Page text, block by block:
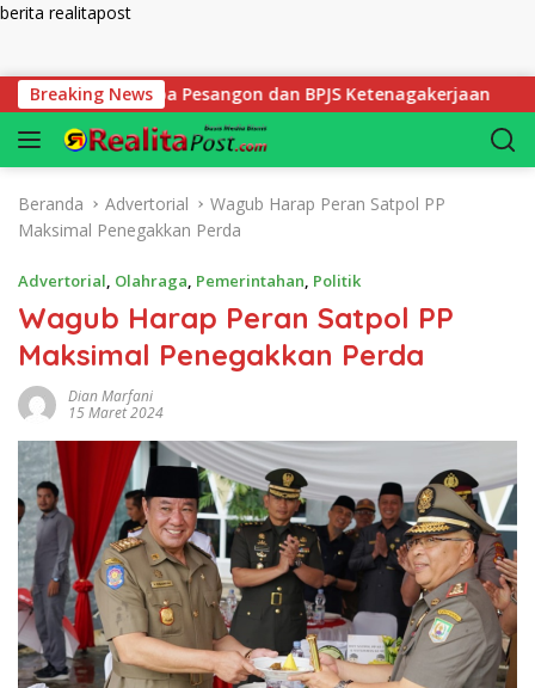
berita realitapost
Breaking News
Tanpa Pesangon dan BPJS Ketenagakerjaan
Beranda Advertorial
Wagub Harap Peran Satpol PP
Maksimal Penegakkan Perda
Advertorial, Olahraga, Pemerintahan, Politik
Wagub Harap Peran Satpol PP
Maksimal Penegakkan Perda
Dian Marfani
15 Maret 2024